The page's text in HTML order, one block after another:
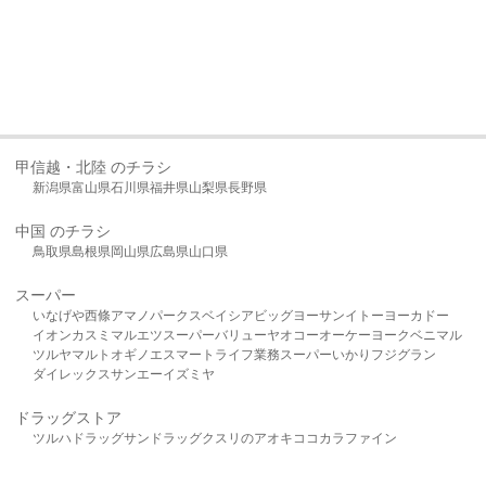
甲信越・北陸 のチラシ
新潟県富山県石川県福井県山梨県長野県
中国 のチラシ
鳥取県島根県岡山県広島県山口県
スーパー
いなげや西條アマノパークスベイシア ビッグヨーサンイトーヨーカドー
イオンカスミ マルエツスーパーバリューヤオコーオーケー ヨークベニマル
ツルヤマルト オギノ エスマート ライフ業務スーパーいかり フジグラン
ダイレックスサンエーイズミヤ
ドラッグストア
ツルハドラッグサンドラッグクスリのアオキ ココカラファイン